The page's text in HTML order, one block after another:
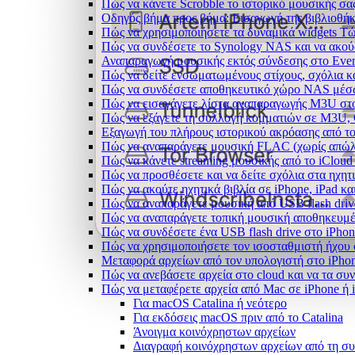
Πώς να κάνετε Scrobble το ιστορικό μουσικής
Οδηγός βήμα προς βήμα: Εισαγωγή της
Πώς να χρησιμοποιήσετε τα δυναμικά widgets
Πώς να συνδέσετε το Synology NAS και να
Αναπαραγωγή μουσικής εκτός σύνδεσης στο
Πώς να δείτε ενσωματωμένους στίχους, σχόλια
Πώς να συνδέσετε αποθηκευτικό χώρο NAS
Πώς να εισαγάγετε λίστα αναπαραγωγής M3U
Πώς να εξάγετε τη συλλογή κομματιών σε
Εξαγωγή του πλήρους ιστορικού ακρόασης από
Πώς να αναπαράγετε μουσική FLAC (χωρίς
Πώς να κάνετε streaming μουσικής από το
Πώς να προσθέσετε και να δείτε σχόλια στα
Πώς να ακούτε ηχητικά βιβλία σε iPhone, iPad
Πώς να αναπαράγετε μουσική από USB flash
Πώς να αναπαράγετε τοπική μουσική
Πώς να συνδέσετε ένα USB flash drive στο iPhone
Πώς να χρησιμοποιήσετε τον ισοσταθμιστή
Μεταφορά αρχείων από τον υπολογιστή στο
Πώς να ανεβάσετε αρχεία στο cloud και να τα
Πώς να μεταφέρετε αρχεία από Mac σε iPhone ή
Για macOS Catalina ή νεότερο
Για εκδόσεις macOS πριν από το Catalina
Άνοιγμα κοινόχρηστων αρχείων
Διαγραφή κοινόχρηστων αρχείων από τη